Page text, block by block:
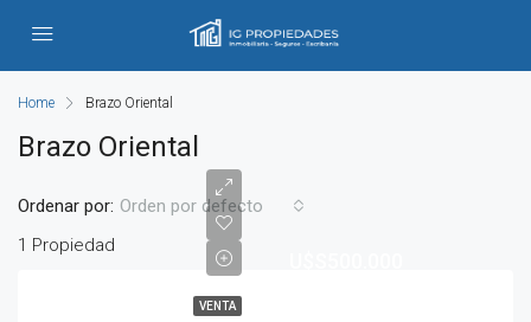
Home Brazo Oriental
Brazo Oriental
1 Propiedad
Ordenar por: Orden por defecto
VENTA